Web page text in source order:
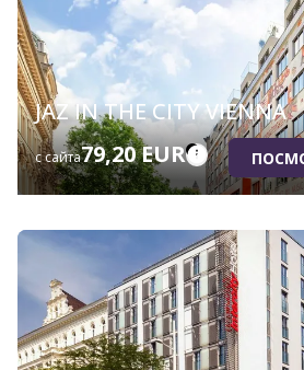
JAZ IN THE CITY VIENNA
с сайта79,20 EUR